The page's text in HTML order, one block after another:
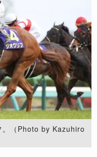
。（Photo by Kazuhiro